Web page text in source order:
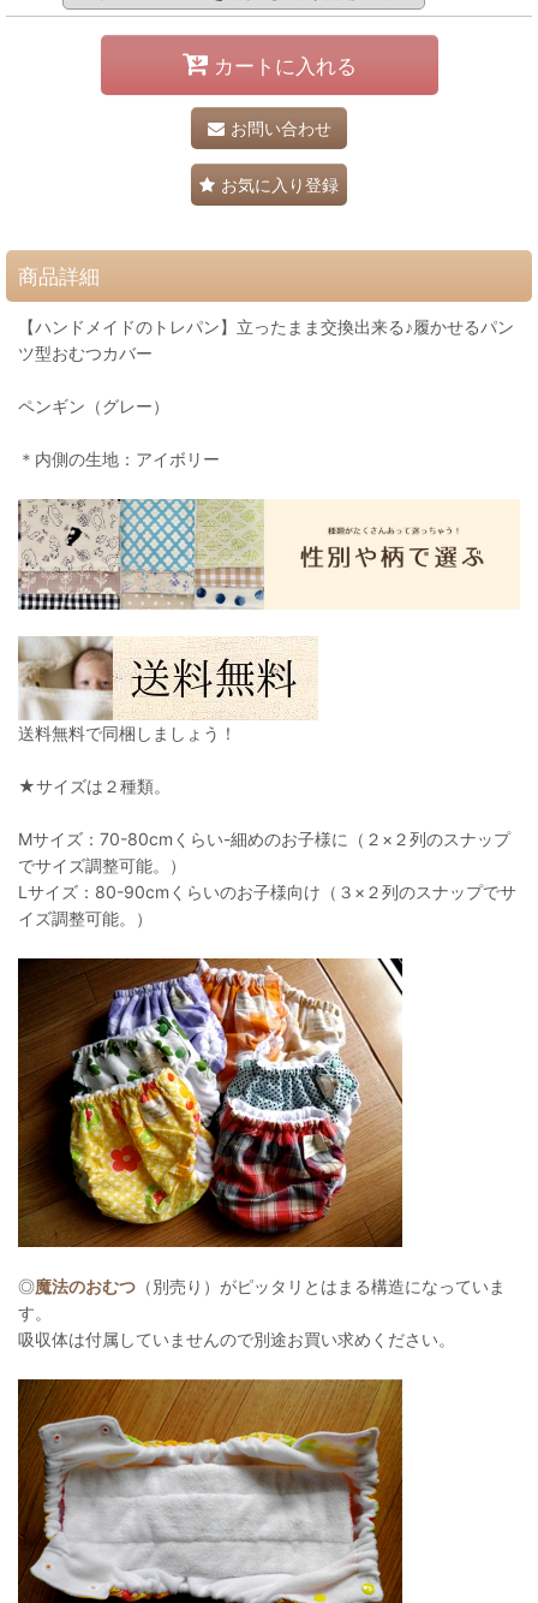
カートに入れる
お問い合わせ
お気に入り登録
商品詳細
【ハンドメイドのトレパン】立ったまま交換出来る♪履かせるパン
ツ型おむつカバー
ペンギン（グレー）
＊内側の生地：アイボリー
送料無料で同梱しましょう！
★サイズは２種類。
Mサイズ：70-80cmくらい-細めのお子様に（２×２列のスナップ
でサイズ調整可能。）
Lサイズ：80-90cmくらいのお子様向け（３×２列のスナップでサ
イズ調整可能。）
◎魔法のおむつ （別売り）がピッタリとはまる構造になっていま
す。
吸収体は付属していませんので別途お買い求めください。